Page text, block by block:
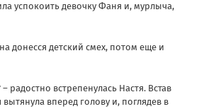
успокоить девочку Фаня и, мурлыча,
донесся детский смех, потом еще и
радостно встрепенулась Настя. Встав
вперед голову и, поглядев в